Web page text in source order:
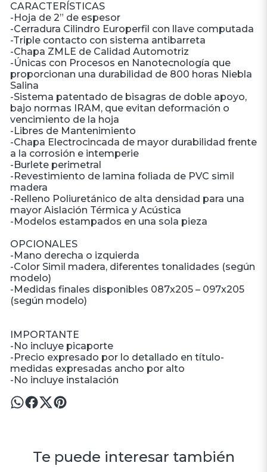
CARACTERÍSTICAS
-Hoja de 2” de espesor
-Cerradura Cilindro Europerfil con llave computada
-Triple contacto con sistema antibarreta
-Chapa ZMLE de Calidad Automotriz
-Únicas con Procesos en Nanotecnología que
proporcionan una durabilidad de 800 horas Niebla
Salina
-Sistema patentado de bisagras de doble apoyo,
bajo normas IRAM, que evitan deformación o
vencimiento de la hoja
-Libres de Mantenimiento
-Chapa Electrocincada de mayor durabilidad frente
a la corrosión e intemperie
-Burlete perimetral
-Revestimiento de lamina foliada de PVC simil
madera
-Relleno Poliuretánico de alta densidad para una
mayor Aislación Térmica y Acústica
-Modelos estampados en una sola pieza
OPCIONALES
-Mano derecha o izquierda
-Color Simil madera, diferentes tonalidades (según
modelo)
-Medidas finales disponibles 087x205 – 097x205
(según modelo)
IMPORTANTE
-No incluye picaporte
-Precio expresado por lo detallado en título-
medidas expresadas ancho por alto
-No incluye instalación
Te puede interesar también